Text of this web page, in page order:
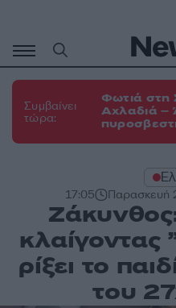
περιεχόμενο
Συμβαίνει
τώρα:
Φωτιά στη
Αχλαδιά –
17:05 Παρασκευή
κλαίγοντας
ρίξει το
του